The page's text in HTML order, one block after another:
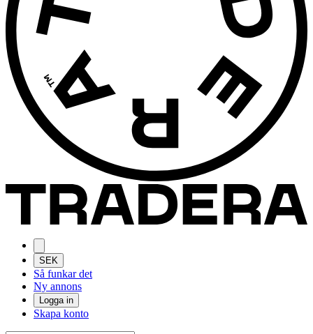
SEK
Så funkar det
Ny annons
Logga in
Skapa konto